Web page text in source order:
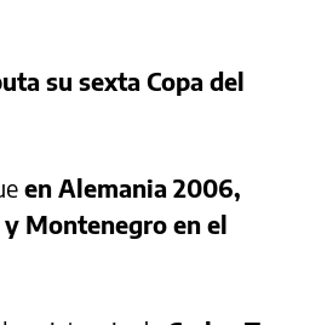
su sexta Copa del
en Alemania 2006,
Montenegro en el